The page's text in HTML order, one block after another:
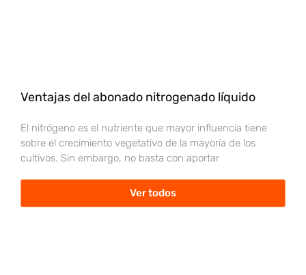
Ventajas del abonado nitrogenado líquido
El nitrógeno es el nutriente que mayor influencia tiene
sobre el crecimiento vegetativo de la mayoría de los
cultivos. Sin embargo, no basta con aportar
Ver todos